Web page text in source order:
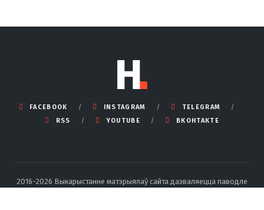
FACEBOOK INSTAGRAM
TELEGRAM
RSS
YOUTUBE ВКОНТАКТЕ
2016-2026 Выкарыстанне матэрыялаў сайта дазваляецца паводле